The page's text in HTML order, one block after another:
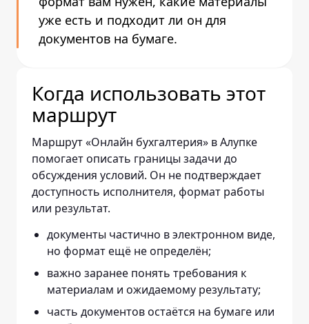
уже есть и подходит ли он для
документов на бумаге.
Когда использовать этот
маршрут
Маршрут «Онлайн бухгалтерия» в Алупке
помогает описать границы задачи до
обсуждения условий. Он не подтверждает
доступность исполнителя, формат работы
или результат.
документы частично в электронном виде,
но формат ещё не определён;
важно заранее понять требования к
материалам и ожидаемому результату;
часть документов остаётся на бумаге или